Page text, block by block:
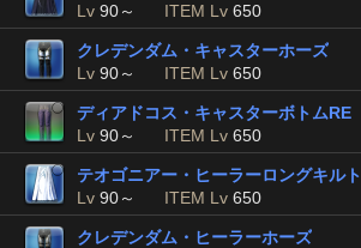
Lv 90～ ITEM Lv 650
クレデンダム・キャスターホーズ
Lv 90～ ITEM Lv 650
ディアドコス・キャスターボトムRE
Lv 90～ ITEM Lv 650
テオゴニアー・ヒーラーロングキルト
Lv 90～ ITEM Lv 650
クレデンダム・ヒーラーホーズ